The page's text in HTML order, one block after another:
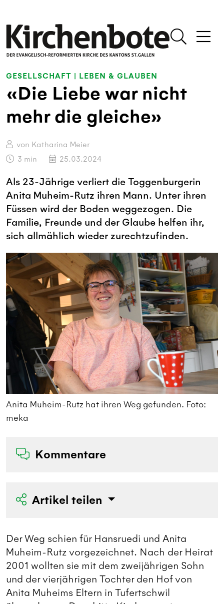
GESELLSCHAFT | LEBEN & GLAUBEN
«Die Liebe war nicht
mehr die gleiche»
von Katharina Meier
3 min 25.03.2024
Als 23-Jährige verliert die Toggenburgerin
Anita Muheim-Rutz ihren Mann. Unter ihren
Füssen wird der Boden weggezogen. Die
Familie, Freunde und der Glaube helfen ihr,
sich allmählich wieder zurechtzufinden.
Anita Muheim-Rutz hat ihren Weg gefunden. Foto:
meka
Kommentare
Artikel teilen
Der Weg schien für Hansruedi und Anita
Muheim-Rutz vorgezeichnet. Nach der Heirat
2001 wollten sie mit dem zweijährigen Sohn
und der vierjährigen Tochter den Hof von
Anita Muheims Eltern in Tufertschwil